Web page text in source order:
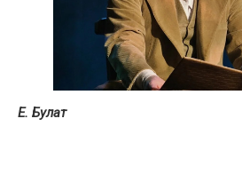
Е. Булат